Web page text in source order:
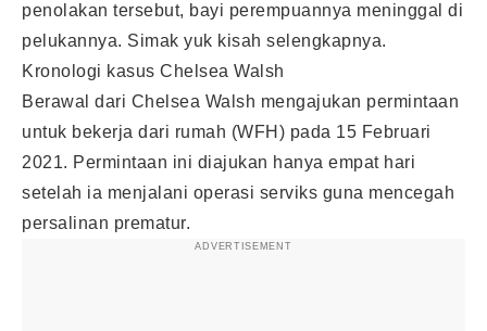
penolakan tersebut, bayi perempuannya meninggal di
pelukannya. Simak yuk kisah selengkapnya.
Kronologi kasus Chelsea Walsh
Berawal dari Chelsea Walsh mengajukan permintaan
untuk bekerja dari rumah (WFH) pada 15 Februari
2021. Permintaan ini diajukan hanya empat hari
setelah ia menjalani operasi serviks guna mencegah
persalinan prematur.
ADVERTISEMENT